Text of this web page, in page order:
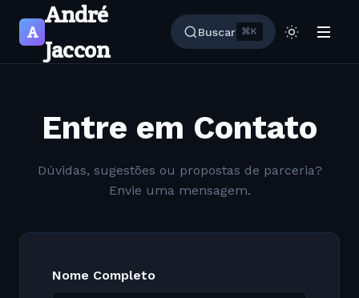
A
André
Jaccon
Buscar ⌘K
Entre em Contato
Dúvidas, sugestões ou propostas de parceria?
Envie uma mensagem.
Nome Completo